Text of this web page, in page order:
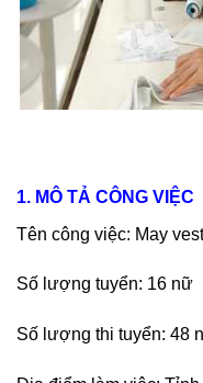
1. MÔ TẢ CÔNG VIỆC
Tên công việc: May
Số lượng tuyển: 16 nữ
Số lượng thi tuyển: 48